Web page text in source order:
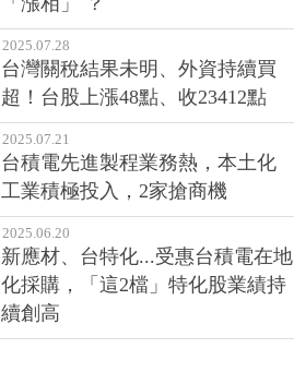
2025.07.28
台灣關稅結果未明、外資持續買
超！台股上漲48點、收23412點
2025.07.21
台積電先進製程業務熱，本土化
工業積極投入，2家搶商機
2025.06.20
新應材、台特化...受惠台積電在地
化採購，「這2檔」特化股業績持
續創高